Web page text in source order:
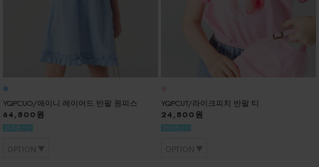
YQPCUO/애이니 레이어드 반팔 원피스
64,800원
OPTION
YQPCUT/라이크피치 반팔 티
24,800원
OPTION